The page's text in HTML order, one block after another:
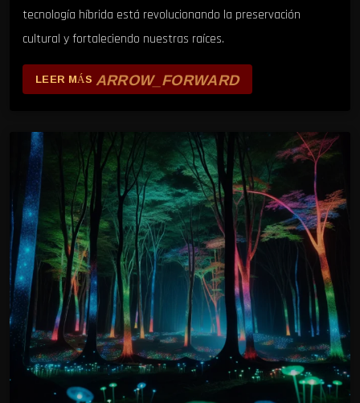
tecnología híbrida está revolucionando la preservación
cultural y fortaleciendo nuestras raíces.
LEER MÁS ARROW_FORWARD